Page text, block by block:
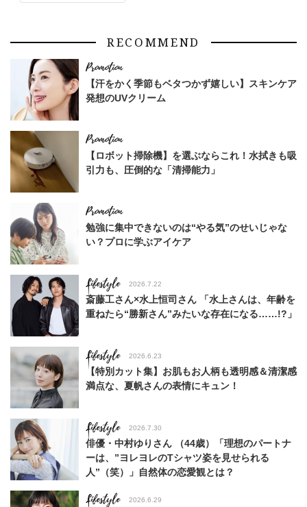
RECOMMEND
【汗をかく季節もベタつかず嬉しい】スキンケア
発想のUVクリーム
【ロボット掃除機】を選ぶならこれ！水拭きも吸
引力も、圧倒的な「清掃能力」
勉強に集中できないのは“やる気”のせいじゃな
い？プロに学ぶアイケア
Lifestyle 2026.7.22
斎藤工さん×水上恒司さん 「水上さんは、年齢を
重ねたら“勝新さん”みたいな存在になる……!?」
Lifestyle 2026.6.23
【特別カット集】お肌もお人柄も透明感＆清潔感
満点な、夏帆さんの表情にキュン！
Lifestyle 2026.7.30
俳優・中村ゆりさん （44歳）「理想のパートナ
ーは、”ヨレヨレのTシャツ姿を見せられる
人”（笑）」自然体の恋愛観とは？
Lifestyle 2026.6.29